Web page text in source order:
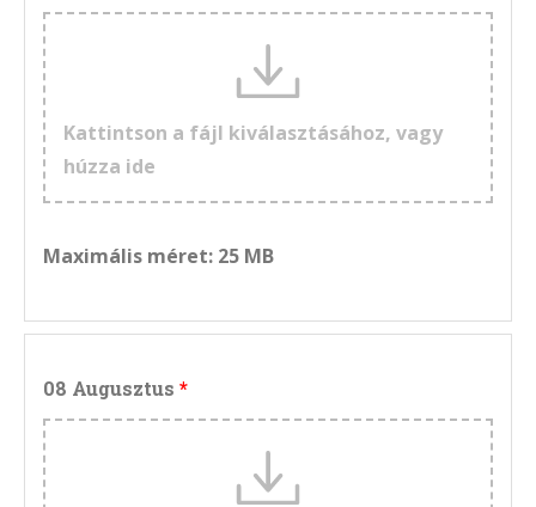
Kattintson a fájl kiválasztásához, vagy
húzza ide
Maximális méret: 25 MB
08 Augusztus